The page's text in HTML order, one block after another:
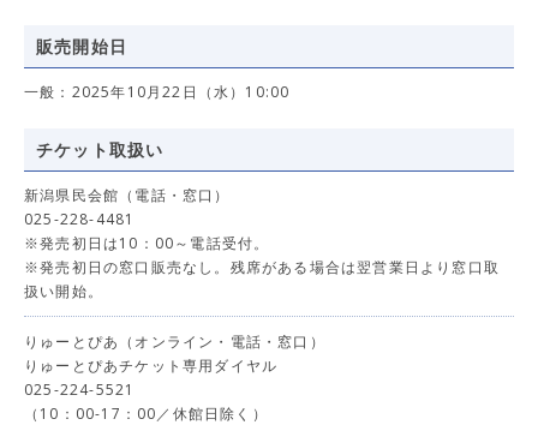
販売開始日
一般：2025年10月22日（水）10:00
チケット取扱い
新潟県民会館（電話・窓口）
025-228-4481
※発売初日は10：00～電話受付。
※発売初日の窓口販売なし。残席がある場合は翌営業日より窓口取
扱い開始。
りゅーとぴあ（オンライン・電話・窓口）
りゅーとぴあチケット専用ダイヤル
025-224-5521
（10：00-17：00／休館日除く）